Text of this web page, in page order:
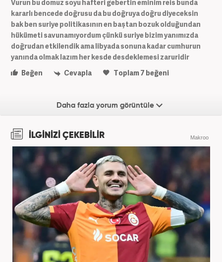
Vurun bu domuz soyu hafteri gebertin eminim reis bunda
kararlı bencede doğrusu da bu doğruya doğru diyeceksin
bak ben suriye politikasının en baştan bozuk olduğundan
hükümeti savunamıyordum çünkü suriye bizim yanımızda
doğrudan etkilendik ama libyada sonuna kadar cumhurun
yanında olmak lazım her kesde desdeklemesi zaruridir
Beğen
Cevapla Toplam7 beğeni
Daha fazla yorum görüntüle
İLGİNİZİ ÇEKEBİLİR Makroo